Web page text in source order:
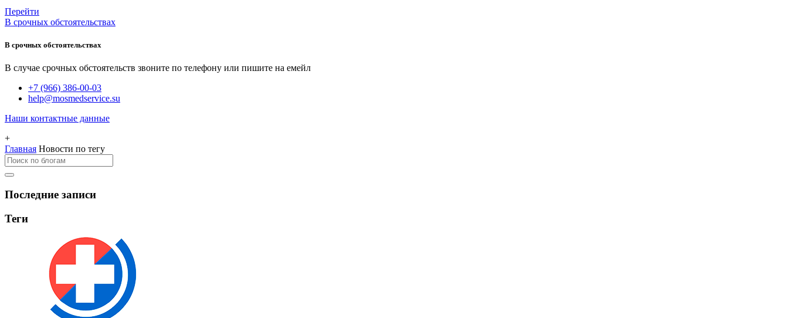
Перейти
В срочных обстоятельствах
В срочных обстоятельствах
В случае срочных обстоятельств звоните по телефону или пишите на емейл
+7 (966) 386-00-03
help@mosmedservice.su
Наши контактные данные
+
Главная Новости по тегу
Последние записи
Теги